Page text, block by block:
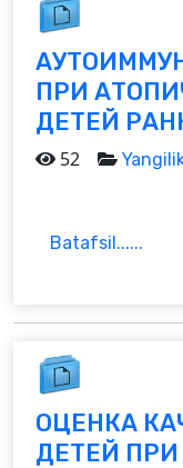
ПРИ
ДЕТЕЙ
52
Batafsil......
ОЦЕНКА
ДЕТЕЙ